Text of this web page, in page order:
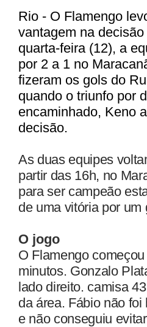
Rio - O Flamengo
vantagem na
quarta-feira (12), a
por 2 a 1 no
fizeram os gols do
quando o triunfo por
encaminhado, Keno
decisão.
As duas equipes
partir das 16h, no
para ser campeão
de uma vitória por
O jogo
O Flamengo
minutos. Gonzalo
lado direito. camisa
da área. Fábio não
e não conseguiu